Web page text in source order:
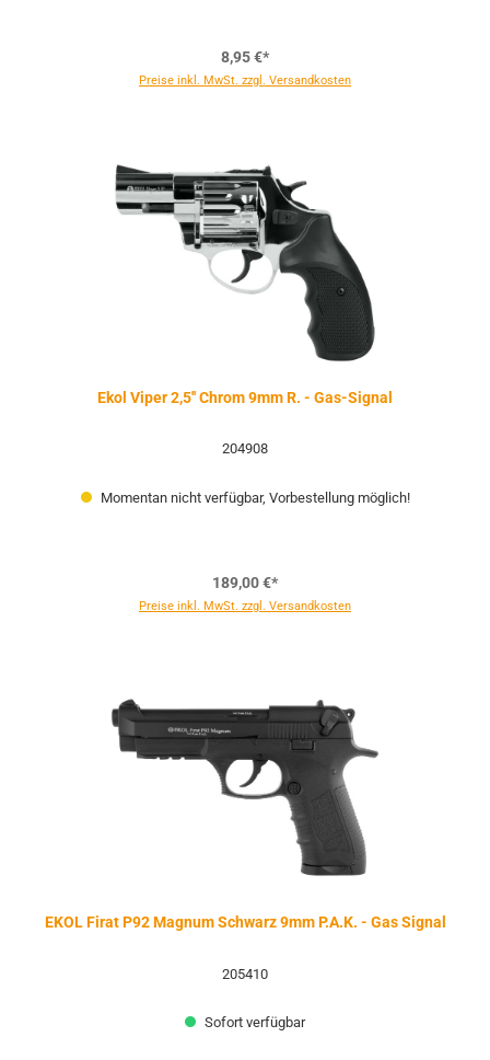
8,95 €*
Preise inkl. MwSt. zzgl. Versandkosten
Ekol Viper 2,5'' Chrom 9mm R. - Gas-Signal
204908
Momentan nicht verfügbar, Vorbestellung möglich!
189,00 €*
Preise inkl. MwSt. zzgl. Versandkosten
EKOL Firat P92 Magnum Schwarz 9mm P.A.K. - Gas Signal
205410
Sofort verfügbar